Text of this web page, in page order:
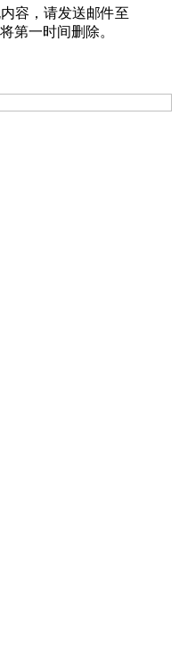
容，请发送邮件至
第一时间删除。